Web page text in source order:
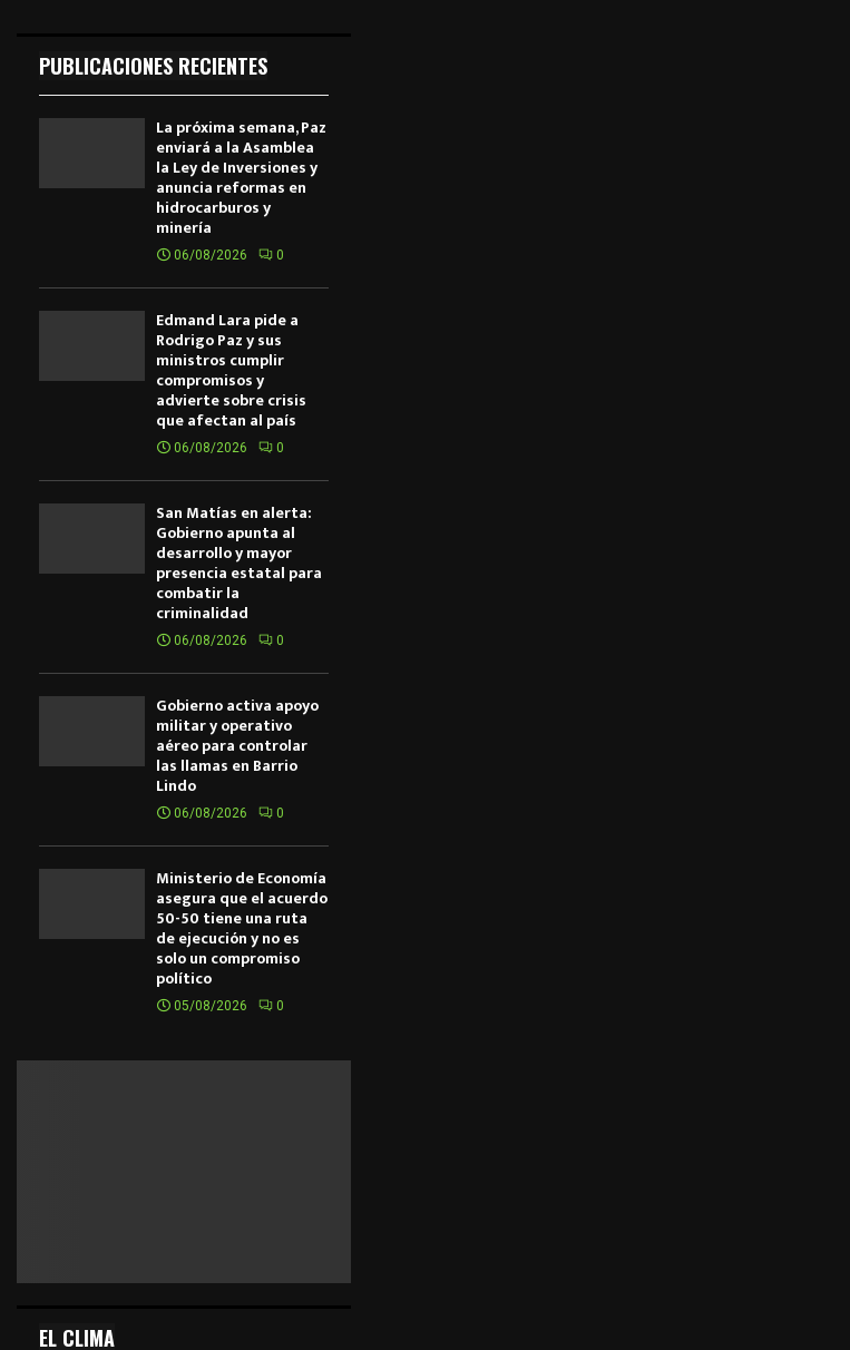
PUBLICACIONES RECIENTES
La próxima semana, Paz
enviará a la Asamblea
la Ley de Inversiones y
anuncia reformas en
hidrocarburos y
minería
06/08/2026 0
Edmand Lara pide a
Rodrigo Paz y sus
ministros cumplir
compromisos y
advierte sobre crisis
que afectan al país
06/08/2026 0
San Matías en alerta:
Gobierno apunta al
desarrollo y mayor
presencia estatal para
combatir la
criminalidad
06/08/2026 0
Gobierno activa apoyo
militar y operativo
aéreo para controlar
las llamas en Barrio
Lindo
06/08/2026 0
Ministerio de Economía
asegura que el acuerdo
50-50 tiene una ruta
de ejecución y no es
solo un compromiso
político
05/08/2026 0
EL CLIMA